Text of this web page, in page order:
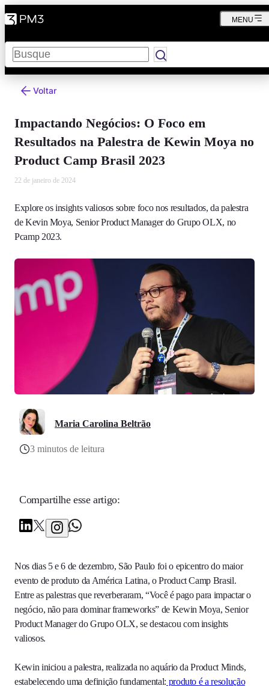
Pesquisar
MENU
Voltar
Maria Carolina Beltrão
3 minutos de leitura
Compartilhe esse artigo:
Impactando Negócios: O Foco em
Resultados na Palestra de Kewin Moya no
Product Camp Brasil 2023
22 de janeiro de 2024
Explore os insights valiosos sobre foco nos resultados, da palestra
de Kevin Moya, Senior Product Manager do Grupo OLX, no
Pcamp 2023.
Nos dias 5 e 6 de dezembro, São Paulo foi o epicentro do maior
evento de produto da América Latina, o Product Camp Brasil.
Entre as palestras que reverberaram, “Você é pago para impactar o
negócio, não para dominar frameworks” de Kewin Moya, Senior
Product Manager do Grupo OLX, se destacou com insights
valiosos.
Kewin iniciou a palestra, realizada no aquário da Product Minds,
estabelecendo uma definição fundamental: produto é a resolução